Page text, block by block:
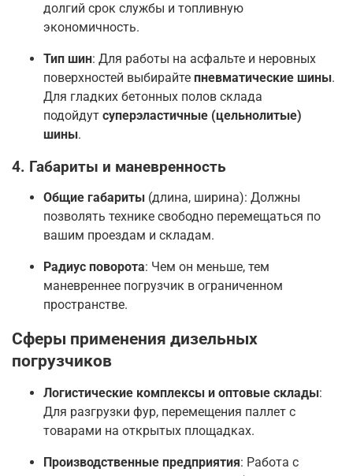
долгий срок службы и топливную
экономичность.
Тип шин: Для работы на асфальте и неровных
поверхностей выбирайте пневматические шины.
Для гладких бетонных полов склада
подойдут суперэластичные (цельнолитые)
шины.
4. Габариты и маневренность
Общие габариты (длина, ширина): Должны
позволять технике свободно перемещаться по
вашим проездам и складам.
Радиус поворота: Чем он меньше, тем
маневреннее погрузчик в ограниченном
пространстве.
Сферы применения дизельных
погрузчиков
Логистические комплексы и оптовые склады:
Для разгрузки фур, перемещения паллет с
товарами на открытых площадках.
Производственные предприятия: Работа с